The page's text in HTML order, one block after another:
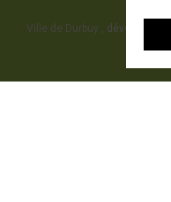
Ville de Durbuy ,